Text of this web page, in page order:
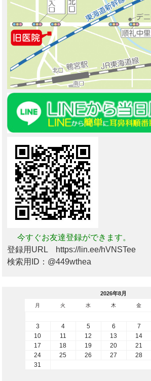
今すぐお友達登録ができます。
登録用URL https://lin.ee/hVNSTee
検索用ID：@449wthea
2026年8月
月 火 水 木 金
3
4 5 6 7
10
11 12 13 14
17
18 19 20 21
24
25 26 27 28
31